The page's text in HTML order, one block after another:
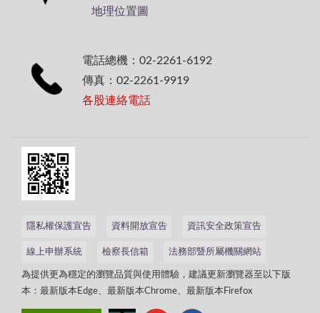
地理位置圖
電話總機：02-2261-6192
傳真：02-2261-9919
各股連絡電話
隱私權保護宣告 資料開放宣告 資訊安全政策宣告
線上申辦系統 檢察長信箱 法務部暨所屬機關網站
為提供更為穩定的瀏覽品質與使用體驗，建議更新瀏覽器至以下版
本：最新版本Edge、最新版本Chrome、最新版本Firefox